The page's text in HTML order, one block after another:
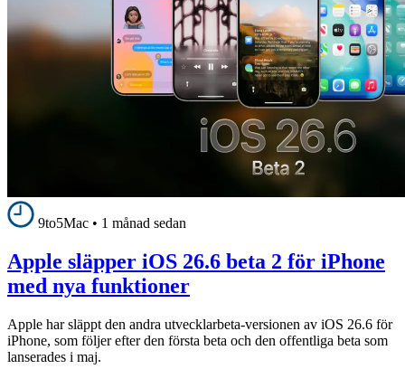
9to5Mac • 1 månad sedan
Apple släpper iOS 26.6 beta 2 för iPhone
med nya funktioner
Apple har släppt den andra utvecklarbeta-versionen av iOS 26.6 för
iPhone, som följer efter den första beta och den offentliga beta som
lanserades i maj.